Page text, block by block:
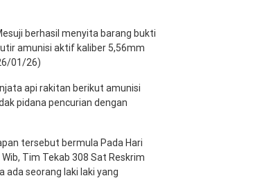
berhasil menyita barang bukti
amunisi aktif kaliber 5,56mm
01/26)
api rakitan berikut amunisi
pidana pencurian dengan
tersebut bermula Pada Hari
Tim Tekab 308 Sat Reskrim
ada seorang laki laki yang